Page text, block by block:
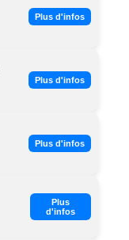
Plus d'infos
Plus d'infos
Plus d'infos
Plus
d'infos